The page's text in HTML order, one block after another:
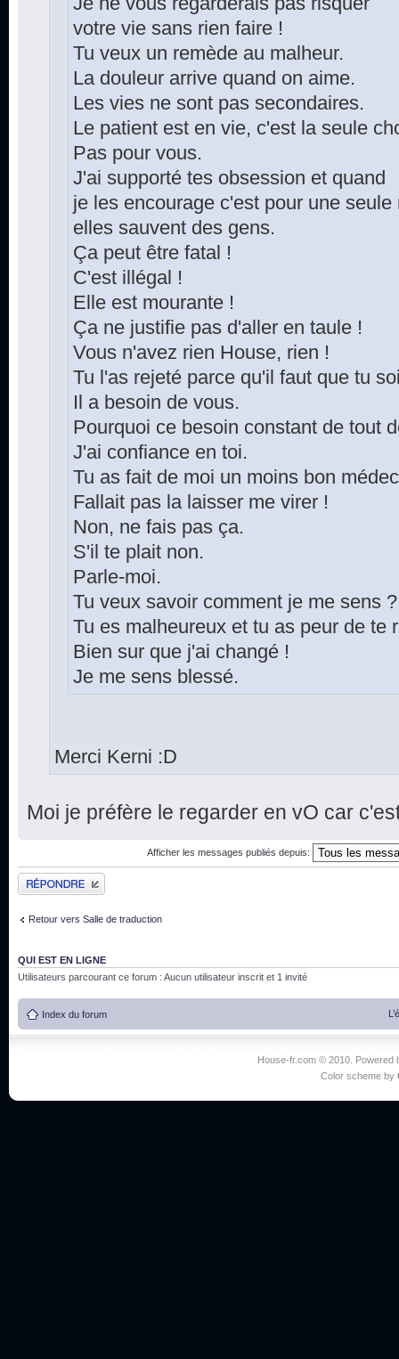
votre vie sans rien faire !
Tu veux un remède au malheur.
La douleur arrive quand on aime.
Les vies ne sont pas secondaires.
Le patient est en vie, c'est la seule
Pas pour vous.
J'ai supporté tes obsession et quand
je les encourage c'est pour une seule
elles sauvent des gens.
Ça peut être fatal !
C'est illégal !
Elle est mourante !
Ça ne justifie pas d'aller en taule !
Vous n'avez rien House, rien !
Tu l'as rejeté parce qu'il faut que tu
Il a besoin de vous.
Pourquoi ce besoin constant de tout
J'ai confiance en toi.
Tu as fait de moi un moins bon
Fallait pas la laisser me virer !
Non, ne fais pas ça.
S'il te plait non.
Parle-moi.
Tu veux savoir comment je me sens ?
Tu es malheureux et tu as peur de te
Bien sur que j'ai changé !
Je me sens blessé.
Merci Kerni :D
Moi je préfère le regarder en vO car
Afficher les messages publiés depuis:
Publier une réponse
Retour vers Salle de traduction
QUI EST EN LIGNE
Utilisateurs parcourant ce forum : Aucun utilisateur inscrit et 1 invité
Index du forum
House-fr.com © 2010. Powered
Color scheme by